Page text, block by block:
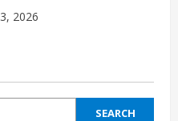
2026
SEARCH